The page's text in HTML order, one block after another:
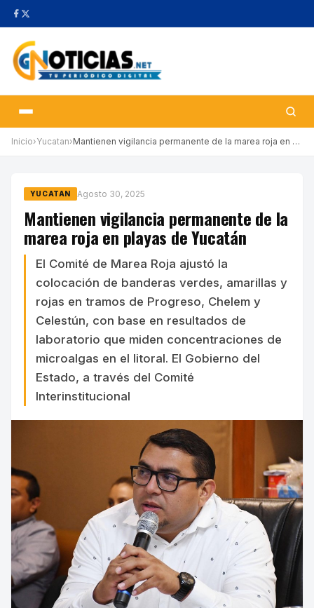
Inicio›Yucatan› Mantienen vigilancia permanente de la marea roja en playas de Yu…
YUCATAN Agosto 30, 2025
Mantienen vigilancia permanente de la
marea roja en playas de Yucatán
El Comité de Marea Roja ajustó la
colocación de banderas verdes, amarillas y
rojas en tramos de Progreso, Chelem y
Celestún, con base en resultados de
laboratorio que miden concentraciones de
microalgas en el litoral. El Gobierno del
Estado, a través del Comité
Interinstitucional